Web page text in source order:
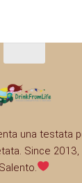
una testata
Since
Salento.